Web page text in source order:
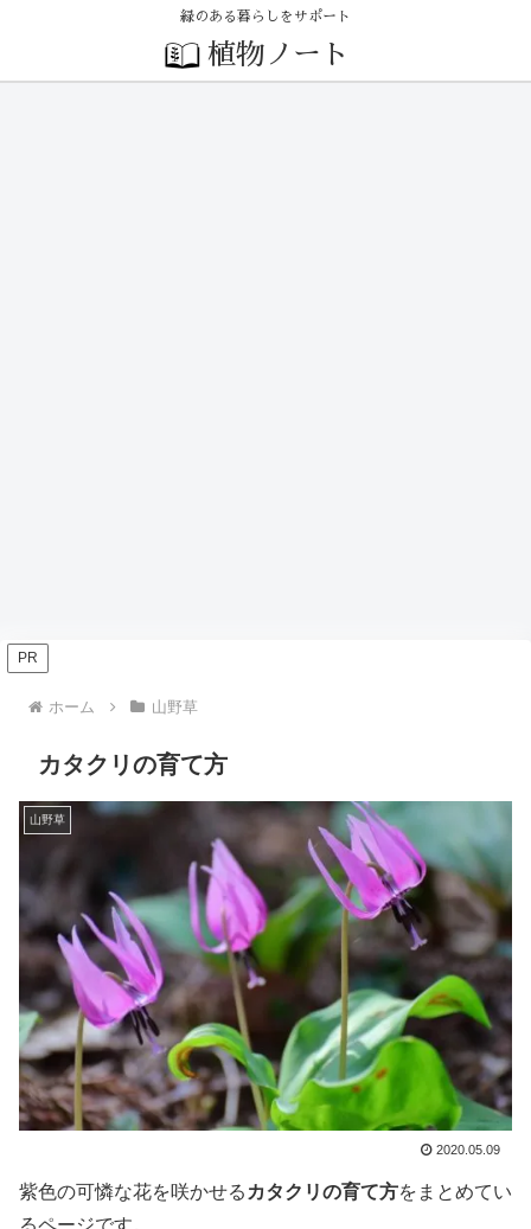
緑のある暮らしをサポート
植物ノート
PR
ホーム 山野草
カタクリの育て方
山野草
2020.05.09
紫色の可憐な花を咲かせるカタクリの育て方をまとめてい